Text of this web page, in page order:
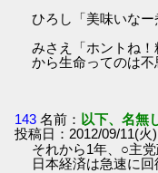
ひろし「美味いな
みさえ「ホントね
から生命ってのは
143 名前： 以下、名無
投稿日：2012/09/11(
それから1年、○主
日本経済は急速に回